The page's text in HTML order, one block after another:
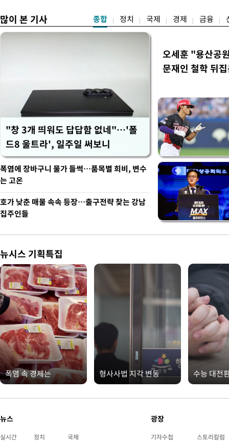
많이 본 기사 종합 정치 국제 경제 금융
"창 3개 띄워도 답답함 없네"…'폴
드8 울트라', 일주일 써보니
오세훈 "용산공
문재인 철학 뒤
폭염에 장바구니 물가 들썩…품목별 희비, 변수
는 고온
호가 낮춘 매물 속속 등장…출구전략 찾는 강남
집주인들
뉴시스 기획특집
폭염 속 경제는 형사사법 지각 변동 수능 대전
뉴스
실시간 정치 국제
광장
기자수첩 스토리칼럼